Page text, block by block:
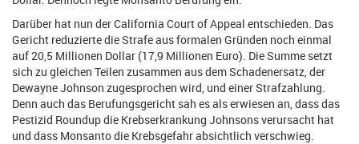
Darüber hat nun der California Court of Appeal entschieden. Das
Gericht reduzierte die Strafe aus formalen Gründen noch einmal
auf 20,5 Millionen Dollar (17,9 Millionen Euro). Die Summe setzt
sich zu gleichen Teilen zusammen aus dem Schadenersatz, der
Dewayne Johnson zugesprochen wird, und einer Strafzahlung.
Denn auch das Berufungsgericht sah es als erwiesen an, dass das
Pestizid Roundup die Krebserkrankung Johnsons verursacht hat
und dass Monsanto die Krebsgefahr absichtlich verschwieg.